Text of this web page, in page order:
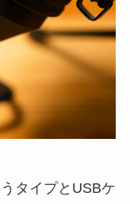
タイプとUSBケ